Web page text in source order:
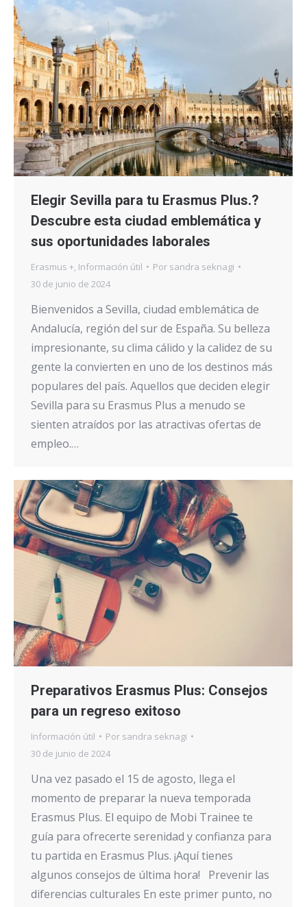
Elegir Sevilla para tu Erasmus Plus.?
Descubre esta ciudad emblemática y
sus oportunidades laborales
Erasmus + Información útil Por sandra seknagi
30 de junio de 2024
Bienvenidos a Sevilla, ciudad emblemática de
Andalucía, región del sur de España. Su belleza
impresionante, su clima cálido y la calidez de su
gente la convierten en uno de los destinos más
populares del país. Aquellos que deciden elegir
Sevilla para su Erasmus Plus a menudo se
sienten atraídos por las atractivas ofertas de
empleo.…
Preparativos Erasmus Plus: Consejos
para un regreso exitoso
Información útil Por sandra seknagi
30 de junio de 2024
Una vez pasado el 15 de agosto, llega el
momento de preparar la nueva temporada
Erasmus Plus. El equipo de Mobi Trainee te
guía para ofrecerte serenidad y confianza para
tu partida en Erasmus Plus. ¡Aquí tienes
algunos consejos de última hora! Prevenir las
diferencias culturales En este primer punto, no